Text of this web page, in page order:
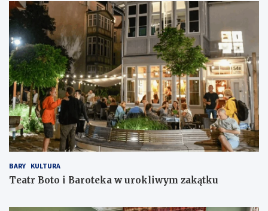
BARY KULTURA
Teatr Boto i Baroteka w urokliwym zakątku